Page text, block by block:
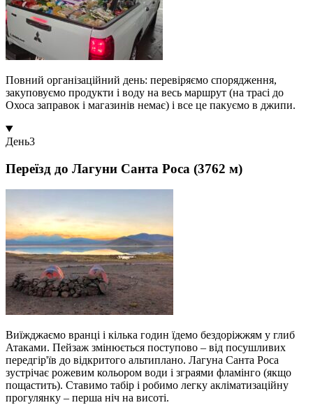
Повний організаційний день: перевіряємо спорядження,
закуповуємо продукти і воду на весь маршрут (на трасі до
Охоса заправок і магазинів немає) і все це пакуємо в джипи.
День3
Переїзд до Лагуни Санта Роса (3762 м)
Виїжджаємо вранці і кілька годин їдемо бездоріжжям у глиб
Атаками. Пейзаж змінюється поступово – від посушливих
передгір'їв до відкритого альтиплано. Лагуна Санта Роса
зустрічає рожевим кольором води і зграями фламінго (якщо
пощастить). Ставимо табір і робимо легку акліматизаційну
прогулянку – перша ніч на висоті.